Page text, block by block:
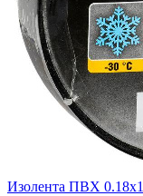
Изолента ПВХ